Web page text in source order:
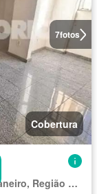
7fotos
Cobertura
Região Geográfica Imediata do Rio de Janeiro, Região Metropolitana do Rio de Janeiro